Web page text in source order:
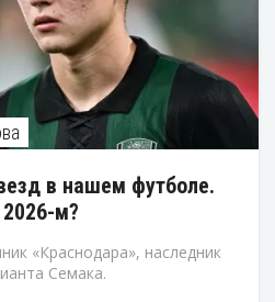
в нашем футболе.
м?
«Краснодара», наследник
Семака.